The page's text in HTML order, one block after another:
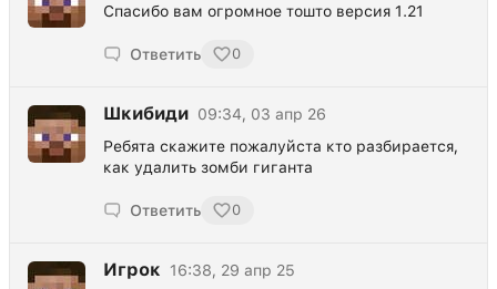
Спасибо вам огромное тошто версия 1.21
Ответить 0
Шкибиди 09:34, 03 апр 26
Ребята скажите пожалуйста кто разбирается,
как удалить зомби гиганта
Ответить 0
Игрок
16:38, 29 апр 25